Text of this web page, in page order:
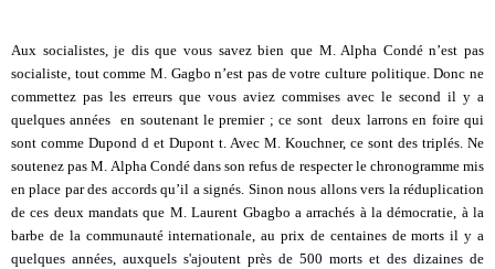
Aux socialistes, je dis que vous savez bien que M. Alpha Condé n’est pas
socialiste, tout comme M. Gagbo n’est pas de votre culture politique. Donc ne
commettez pas les erreurs que vous aviez commises avec le second il y a
quelques années en soutenant le premier ; ce sont deux larrons en foire qui
sont comme Dupond d et Dupont t. Avec M. Kouchner, ce sont des triplés. Ne
soutenez pas M. Alpha Condé dans son refus de respecter le chronogramme mis
en place par des accords qu’il a signés. Sinon nous allons vers la réduplication
de ces deux mandats que M. Laurent Gbagbo a arrachés à la démocratie, à la
barbe de la communauté internationale, au prix de centaines de morts il y a
quelques années, auxquels s'ajoutent près de 500 morts et des dizaines de